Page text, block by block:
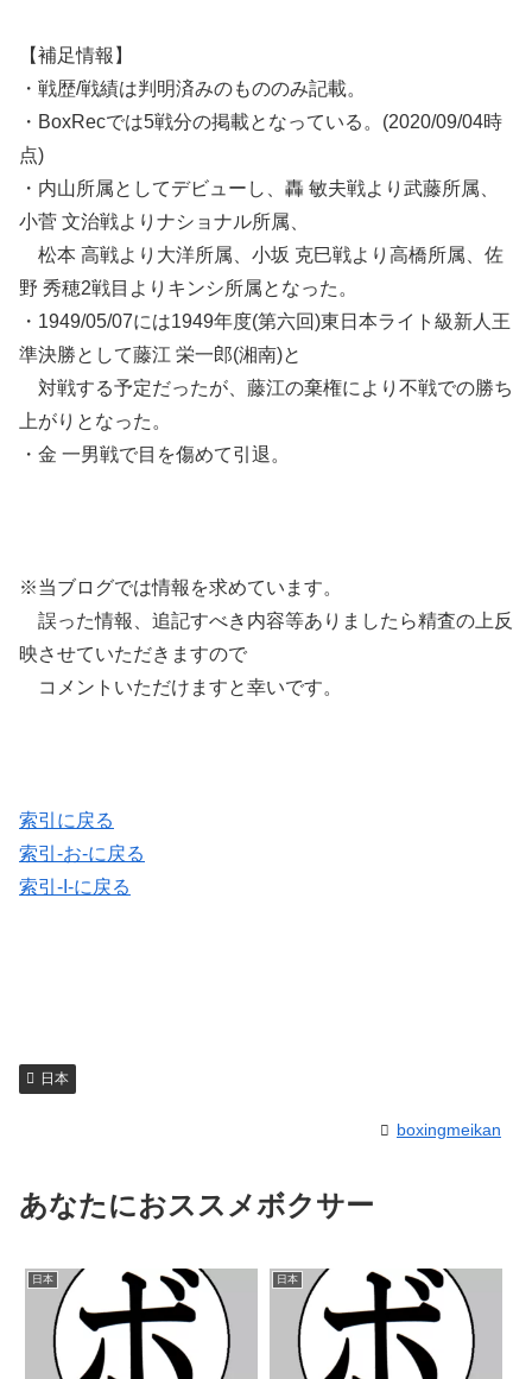
【補足情報】
・戦歴/戦績は判明済みのもののみ記載。
・BoxRecでは5戦分の掲載となっている。(2020/09/04時
点)
・内山所属としてデビューし、轟 敏夫戦より武藤所属、
小菅 文治戦よりナショナル所属、
松本 高戦より大洋所属、小坂 克巳戦より高橋所属、佐
野 秀穂2戦目よりキンシ所属となった。
・1949/05/07には1949年度(第六回)東日本ライト級新人王
準決勝として藤江 栄一郎(湘南)と
対戦する予定だったが、藤江の棄権により不戦での勝ち
上がりとなった。
・金 一男戦で目を傷めて引退。
※当ブログでは情報を求めています。
誤った情報、追記すべき内容等ありましたら精査の上反
映させていただきますので
コメントいただけますと幸いです。
索引に戻る
索引-お-に戻る
索引-I-に戻る
日本
boxingmeikan
あなたにおススメボクサー
日本 日本